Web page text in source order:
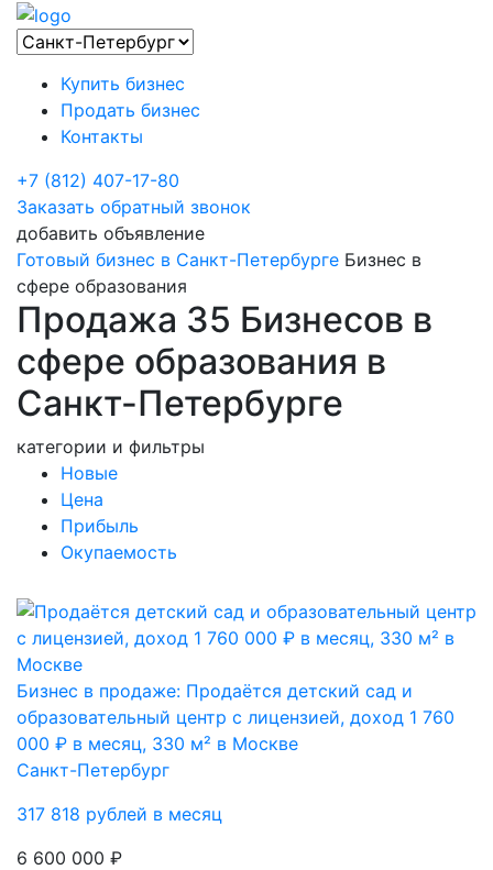
Купить бизнес
Продать бизнес
Контакты
+7 (812) 407-17-80
Заказать обратный звонок
добавить объявление
Готовый бизнес в Санкт-Петербурге Бизнес в
сфере образования
Продажа 35 Бизнесов в
сфере образования в
Санкт-Петербурге
категории и фильтры
Новые
Цена
Прибыль
Окупаемость
Бизнес в продаже: Продаётся детский сад и
образовательный центр с лицензией, доход 1 760
000 ₽ в месяц, 330 м² в Москве
Санкт-Петербург
317 818 рублей в месяц
6 600 000 ₽